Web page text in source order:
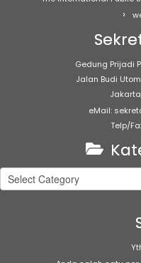
Gedung Prijadi
Jalan Budi
eMail:
Telp/
Kategori
Artikel